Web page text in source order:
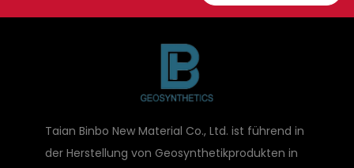
Taian Binbo New Material Co., Ltd. ist führend in
der Herstellung von Geosynthetikprodukten in